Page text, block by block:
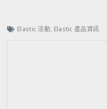
Elastic 活動, Elastic 產品資訊